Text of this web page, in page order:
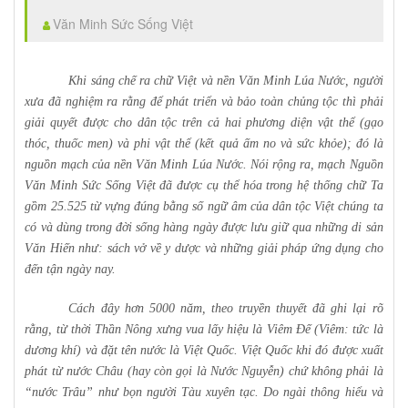
Văn Minh Sức Sống Việt
Khi sáng chế ra chữ Việt và nền Văn Minh Lúa Nước, người
xưa đã nghiệm ra rằng để phát triển và bảo toàn chủng tộc thì phải
giải quyết được cho dân tộc trên cả hai phương diện vật thể (gạo
thóc, thuốc men) và phi vật thể (kết quả ấm no và sức khỏe); đó là
nguồn mạch của nền Văn Minh Lúa Nước. Nói rộng ra, mạch Nguồn
Văn Minh Sức Sống Việt đã được cụ thể hóa trong hệ thống chữ Ta
gồm 25.525 từ vựng đúng bằng số ngữ âm của dân tộc Việt chúng ta
có và dùng trong đời sống hàng ngày được lưu giữ qua những di sản
Văn Hiến như: sách vở về y dược và những giải pháp ứng dụng cho
đến tận ngày nay.
Cách đây hơn 5000 năm, theo truyền thuyết đã ghi lại rõ
rằng, từ thời Thần Nông xưng vua lấy hiệu là Viêm Đế (Viêm: tức là
dương khí) và đặt tên nước là Việt Quốc. Việt Quốc khi đó được xuất
phát từ nước Châu (hay còn gọi là Nước Nguyễn) chứ không phải là
“nước Trâu” như bọn người Tàu xuyên tạc. Do ngài thông hiểu và